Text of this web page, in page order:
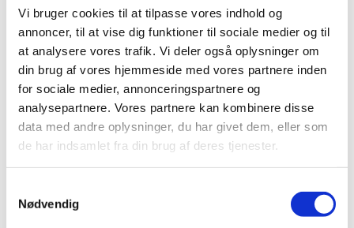
Vi bruger cookies til at tilpasse vores indhold og
annoncer, til at vise dig funktioner til sociale medier og til
at analysere vores trafik. Vi deler også oplysninger om
din brug af vores hjemmeside med vores partnere inden
for sociale medier, annonceringspartnere og
analysepartnere. Vores partnere kan kombinere disse
data med andre oplysninger, du har givet dem, eller som
de har indsamlet fra din brug af deres tjenester.
Nødvendig
Information Specifikationer
Gør bilturen mere behagelig og overskuelig for din hund
med Peppy Buddies Bertil EcoLife bilsædet i grå. Det
bløde og polstrede sæde er udviklet til mindre hunde og
Bilsædet er fremstillet af genbrugsmateriale og kombinerer